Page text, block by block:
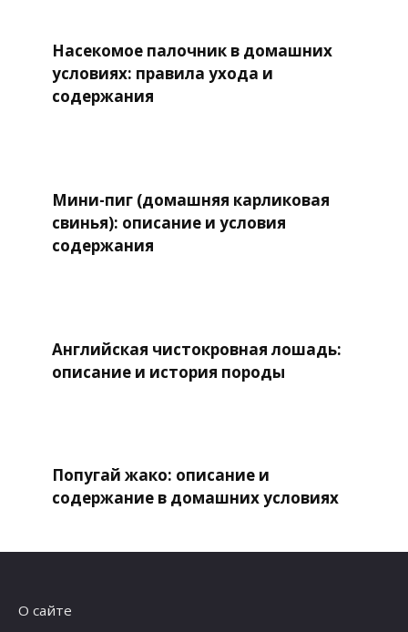
Насекомое палочник в домашних
условиях: правила ухода и
содержания
Мини-пиг (домашняя карликовая
свинья): описание и условия
содержания
Английская чистокровная лошадь:
описание и история породы
Попугай жако: описание и
содержание в домашних условиях
О сайте